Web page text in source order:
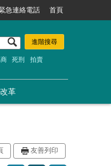
急連絡電話 首頁
死刑 拍賣
革
友善列印